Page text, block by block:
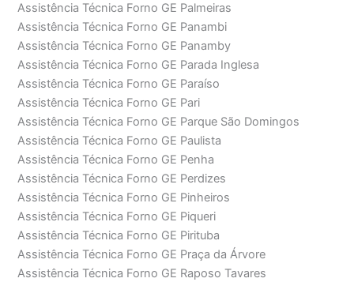
Assistência Técnica Forno GE Palmeiras
Assistência Técnica Forno GE Panambi
Assistência Técnica Forno GE Panamby
Assistência Técnica Forno GE Parada Inglesa
Assistência Técnica Forno GE Paraíso
Assistência Técnica Forno GE Pari
Assistência Técnica Forno GE Parque São Domingos
Assistência Técnica Forno GE Paulista
Assistência Técnica Forno GE Penha
Assistência Técnica Forno GE Perdizes
Assistência Técnica Forno GE Pinheiros
Assistência Técnica Forno GE Piqueri
Assistência Técnica Forno GE Pirituba
Assistência Técnica Forno GE Praça da Árvore
Assistência Técnica Forno GE Raposo Tavares